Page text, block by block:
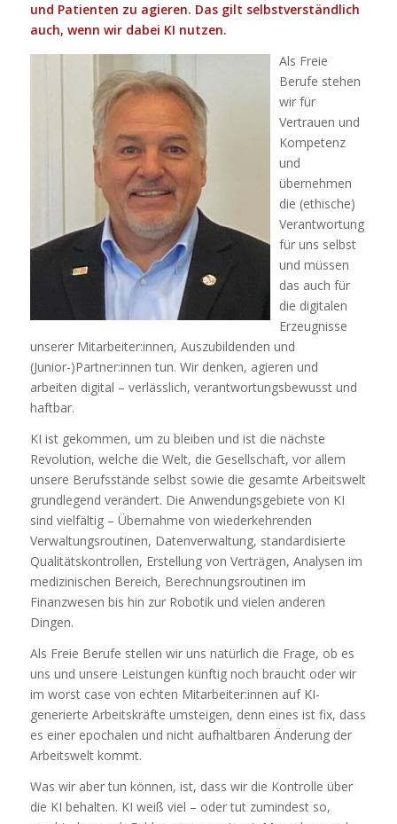
und Patienten zu agieren. Das gilt selbstverständlich
auch, wenn wir dabei KI nutzen.
Als Freie
Berufe stehen
wir für
Vertrauen und
Kompetenz
und
übernehmen
die (ethische)
Verantwortung
für uns selbst
und müssen
das auch für
die digitalen
Erzeugnisse
unserer Mitarbeiter:innen, Auszubildenden und
(Junior-)Partner:innen tun. Wir denken, agieren und
arbeiten digital – verlässlich, verantwortungsbewusst und
haftbar.
KI ist gekommen, um zu bleiben und ist die nächste
Revolution, welche die Welt, die Gesellschaft, vor allem
unsere Berufsstände selbst sowie die gesamte Arbeitswelt
grundlegend verändert. Die Anwendungsgebiete von KI
sind vielfältig – Übernahme von wiederkehrenden
Verwaltungsroutinen, Datenverwaltung, standardisierte
Qualitätskontrollen, Erstellung von Verträgen, Analysen im
medizinischen Bereich, Berechnungsroutinen im
Finanzwesen bis hin zur Robotik und vielen anderen
Dingen.
Als Freie Berufe stellen wir uns natürlich die Frage, ob es
uns und unsere Leistungen künftig noch braucht oder wir
im worst case von echten Mitarbeiter:innen auf KI-
generierte Arbeitskräfte umsteigen, denn eines ist fix, dass
es einer epochalen und nicht aufhaltbaren Änderung der
Arbeitswelt kommt.
Was wir aber tun können, ist, dass wir die Kontrolle über
die KI behalten. KI weiß viel – oder tut zumindest so,